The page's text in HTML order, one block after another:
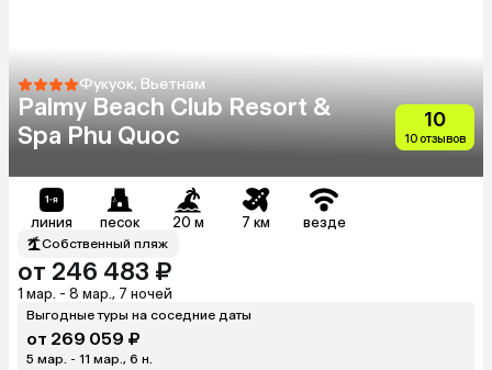
Фукуок, Вьетнам
Palmy Beach Club Resort &
Spa Phu Quoc
10
10 отзывов
линия песок 20 м 7 км везде
Собственный пляж
от 246 483 ₽
1 мар. - 8 мар., 7 ночей
Выгодные туры на соседние даты
от 269 059 ₽
5 мар. - 11 мар., 6 н.